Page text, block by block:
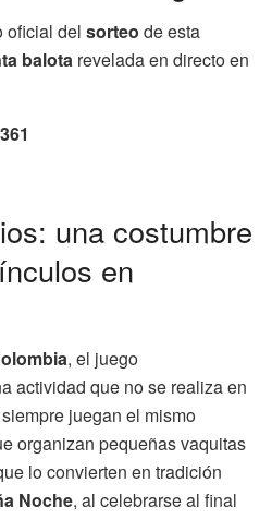
oficial del sorteo de esta
balota revelada en directo en
una costumbre
en
, el juego
actividad que no se realiza en
juegan el mismo
organizan pequeñas vaquitas
lo convierten en tradición
Noche, al celebrarse al final